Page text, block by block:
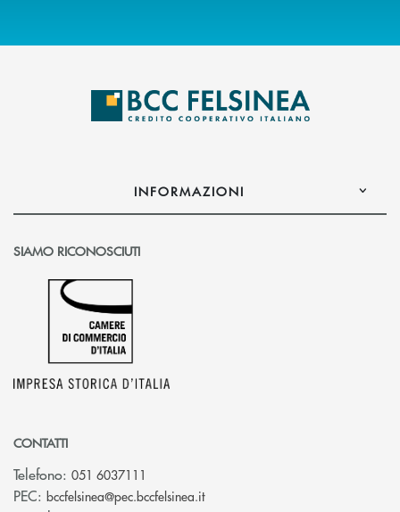
INFORMAZIONI
SIAMO RICONOSCIUTI
CONTATTI
Telefono: 051 6037111
PEC: bccfelsinea@pec.bccfelsinea.it(si apre l’app di posta